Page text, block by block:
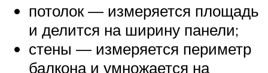
потолок ― измеряется площадь
и делится на ширину панели;
стены ― измеряется периметр
балкона и умножается на